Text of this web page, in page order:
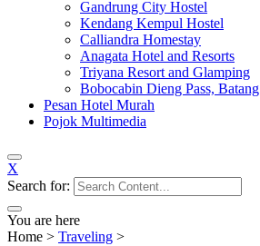
Gandrung City Hostel
Kendang Kempul Hostel
Calliandra Homestay
Anagata Hotel and Resorts
Triyana Resort and Glamping
Bobocabin Dieng Pass, Batang
Pesan Hotel Murah
Pojok Multimedia
X
Search for:
You are here
Home > Traveling >